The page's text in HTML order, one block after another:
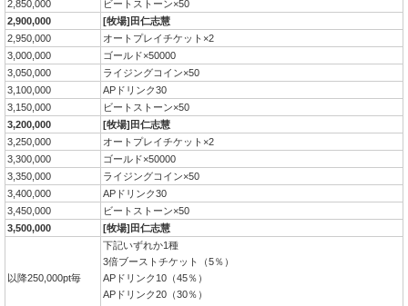
2,850,000
ビートストーン×50
2,900,000
[牧場]田仁志慧
2,950,000
オートプレイチケット×2
3,000,000
ゴールド×50000
3,050,000
ライジングコイン×50
3,100,000
APドリンク30
3,150,000
ビートストーン×50
3,200,000
[牧場]田仁志慧
3,250,000
オートプレイチケット×2
3,300,000
ゴールド×50000
3,350,000
ライジングコイン×50
3,400,000
APドリンク30
3,450,000
ビートストーン×50
3,500,000
[牧場]田仁志慧
以降250,000pt毎
下記いずれか1種
3倍ブーストチケット（5％）
APドリンク10（45％）
APドリンク20（30％）